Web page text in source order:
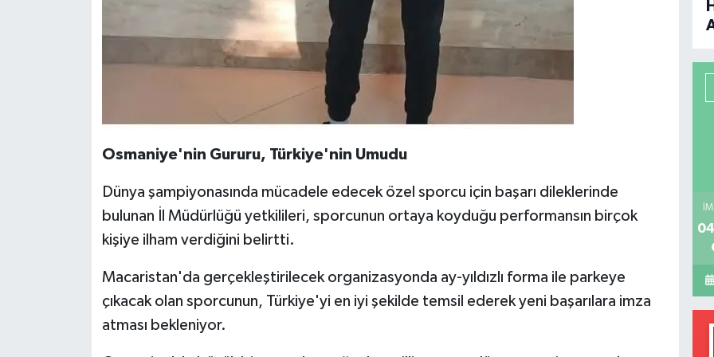
Osmaniye'nin Gururu, Türkiye'nin Umudu
Dünya şampiyonasında mücadele edecek özel sporcu için başarı dileklerinde
bulunan İl Müdürlüğü yetkilileri, sporcunun ortaya koyduğu performansın birçok
kişiye ilham verdiğini belirtti.
Macaristan'da gerçekleştirilecek organizasyonda ay-yıldızlı forma ile parkeye
çıkacak olan sporcunun, Türkiye'yi en iyi şekilde temsil ederek yeni başarılara imza
atması bekleniyor.